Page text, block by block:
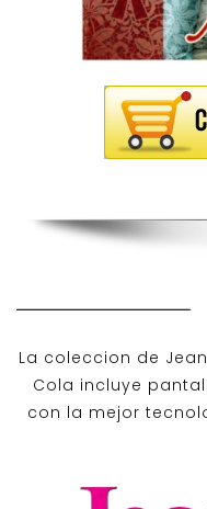
La coleccion de
Cola incluye
con la mejor